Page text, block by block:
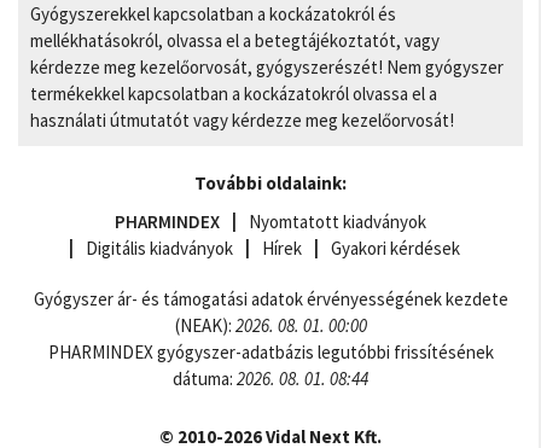
Gyógyszerekkel kapcsolatban a kockázatokról és
mellékhatásokról, olvassa el a betegtájékoztatót, vagy
kérdezze meg kezelőorvosát, gyógyszerészét! Nem gyógyszer
termékekkel kapcsolatban a kockázatokról olvassa el a
használati útmutatót vagy kérdezze meg kezelőorvosát!
További oldalaink:
PHARMINDEX
Nyomtatott kiadványok
Digitális kiadványok
Hírek Gyakori kérdések
Gyógyszer ár- és támogatási adatok érvényességének kezdete
(NEAK): 2026. 08. 01. 00:00
PHARMINDEX gyógyszer-adatbázis legutóbbi frissítésének
dátuma: 2026. 08. 01. 08:44
© 2010-2026 Vidal Next Kft.